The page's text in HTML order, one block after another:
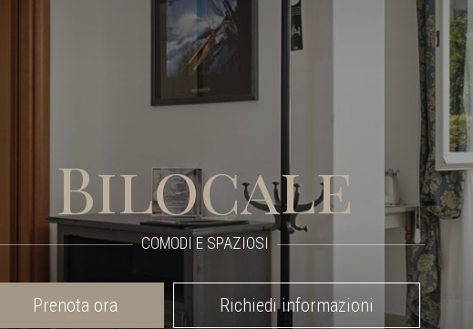
Bilocale
COMODI E SPAZIOSI
Prenota ora Richiedi informazioni